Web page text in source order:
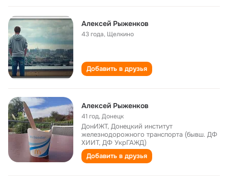
Алексей Рыженков
43 года, Щелкино
Добавить в друзья
Алексей Рыженков
41 год,Донецк
ДонИЖТ, Донецкий институт
железнодорожного транспорта (бывш. ДФ
ХИИТ, ДФ УкрГАЖД)
Добавить в друзья